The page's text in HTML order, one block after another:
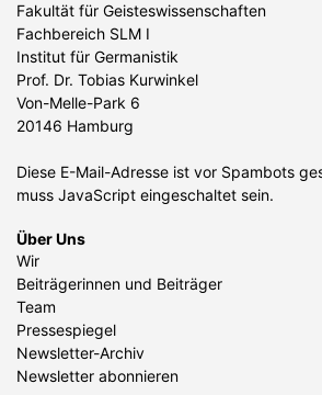
Fakultät für Geisteswissenschaften
Fachbereich SLM I
Institut für Germanistik
Prof. Dr. Tobias Kurwinkel
Von-Melle-Park 6
20146 Hamburg
Diese E-Mail-Adresse ist vor Spambots
muss JavaScript eingeschaltet sein.
Über Uns
Wir
Beiträgerinnen und Beiträger
Team
Pressespiegel
Newsletter-Archiv
Newsletter abonnieren